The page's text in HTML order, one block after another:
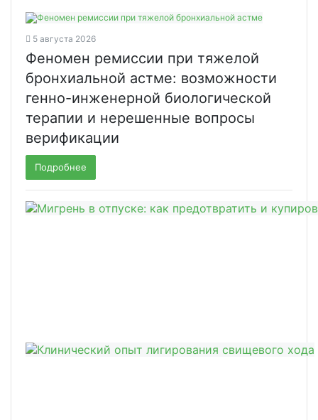
5 августа 2026
Феномен ремиссии при тяжелой
бронхиальной астме: возможности
генно-инженерной биологической
терапии и нерешенные вопросы
верификации
Подробнее